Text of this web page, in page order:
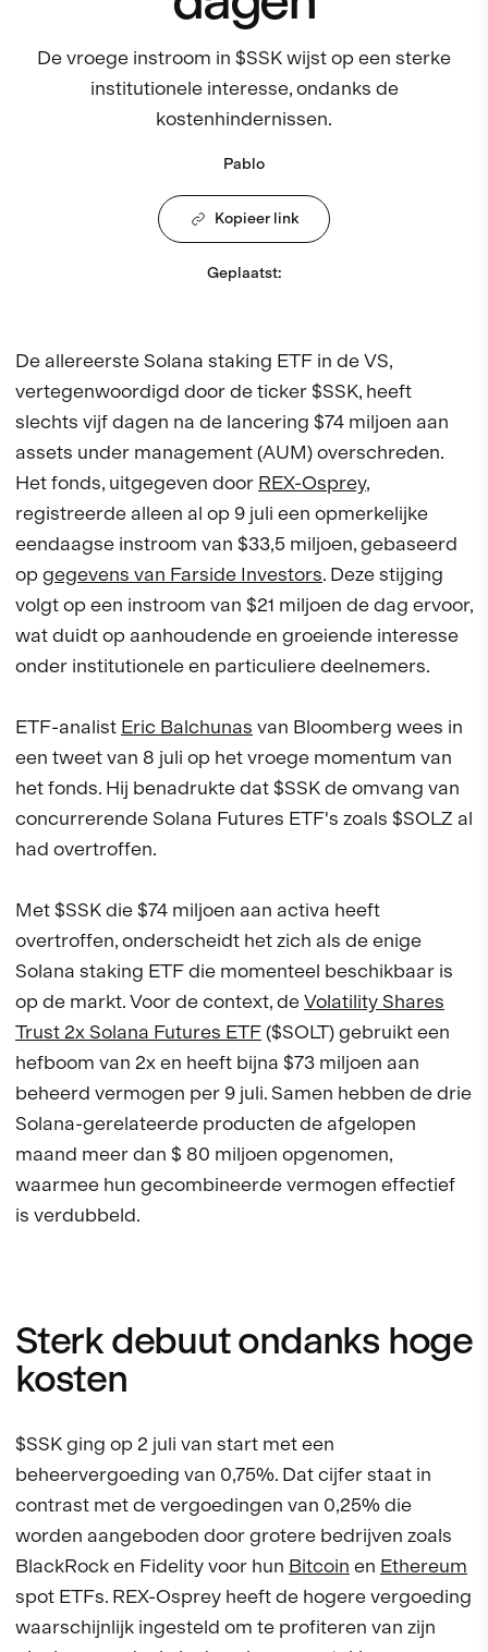
De vroege instroom in $SSK wijst op een sterke
institutionele interesse, ondanks de
kostenhindernissen.
Pablo
Kopieer link
Geplaatst:
De allereerste Solana staking ETF in de VS,
vertegenwoordigd door de ticker $SSK, heeft
slechts vijf dagen na de lancering $74 miljoen aan
assets under management (AUM) overschreden.
Het fonds, uitgegeven door REX-Osprey,
registreerde alleen al op 9 juli een opmerkelijke
eendaagse instroom van $33,5 miljoen, gebaseerd
opgegevens van Farside Investors. Deze stijging
volgt op een instroom van $21 miljoen de dag ervoor,
wat duidt op aanhoudende en groeiende interesse
onder institutionele en particuliere deelnemers.
ETF-analist Eric Balchunas van Bloomberg wees in
een tweet van 8 juli op het vroege momentum van
het fonds. Hij benadrukte dat $SSK de omvang van
concurrerende Solana Futures ETF's zoals $SOLZ al
had overtroffen.
Met $SSK die $74 miljoen aan activa heeft
overtroffen, onderscheidt het zich als de enige
Solana staking ETF die momenteel beschikbaar is
op de markt. Voor de context, deVolatility Shares
Trust 2x Solana Futures ETF($SOLT) gebruikt een
hefboom van 2x en heeft bijna $73 miljoen aan
beheerd vermogen per 9 juli. Samen hebben de drie
Solana-gerelateerde producten de afgelopen
maand meer dan $ 80 miljoen opgenomen,
waarmee hun gecombineerde vermogen effectief
is verdubbeld.
Sterk debuut ondanks hoge
kosten
$SSK ging op 2 juli van start met een
beheervergoeding van 0,75%. Dat cijfer staat in
contrast met de vergoedingen van 0,25% die
worden aangeboden door grotere bedrijven zoals
BlackRock en Fidelity voor hun Bitcoin en Ethereum
spot ETFs. REX-Osprey heeft de hogere vergoeding
waarschijnlijk ingesteld om te profiteren van zijn